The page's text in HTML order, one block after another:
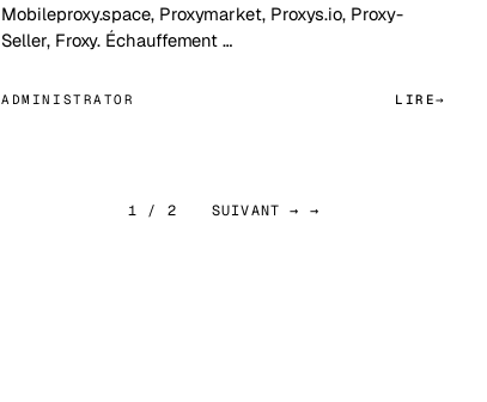
Mobileproxy.space, Proxymarket, Proxys.io, Proxy-
Seller, Froxy. Échauffement …
ADMINISTRATOR LIRE
1 / 2 SUIVANT → →